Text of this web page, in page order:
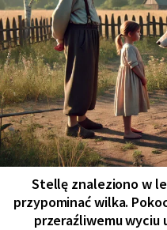
Stellę znaleziono w
przypominać wilka.
przeraźliwemu wyciu